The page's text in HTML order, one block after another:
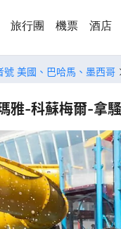
旅行團 機票 酒店
號 美國、巴哈馬、墨西哥
雅-科蘇梅爾-拿騷